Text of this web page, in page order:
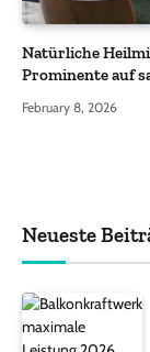
Natürliche
Prominente auf
February 8, 2026
Neueste